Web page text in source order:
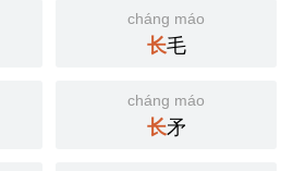
cháng máo
长毛
cháng máo
长矛